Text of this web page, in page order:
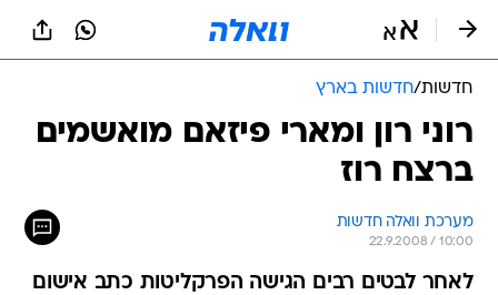
חדשות/חדשות בארץ
רוני רון ומארי פיזאם מואשמים
ברצח רוז
מערכת וואלה חדשות
22.9.2008 / 10:00
לאחר לבטים רבים הגישה הפרקליטות כתב אישום